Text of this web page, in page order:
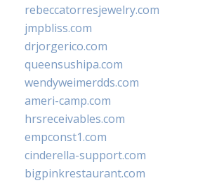
rebeccatorresjewelry.com
jmpbliss.com
drjorgerico.com
queensushipa.com
wendyweimerdds.com
ameri-camp.com
hrsreceivables.com
empconst1.com
cinderella-support.com
bigpinkrestaurant.com